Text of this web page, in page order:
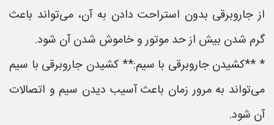
از جاروبرقی بدون استراحت دادن به آن، می‌تواند باعث
گرم شدن بیش از حد موتور و خاموش شدن آن شود.
* **کشیدن جاروبرقی با سیم:** کشیدن جاروبرقی با سیم
می‌تواند به مرور زمان باعث آسیب دیدن سیم و اتصالات
آن شود.